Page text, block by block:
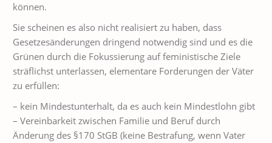
können.
Sie scheinen es also nicht realisiert zu haben, dass
Gesetzesänderungen dringend notwendig sind und es die
Grünen durch die Fokussierung auf feministische Ziele
sträflichst unterlassen, elementare Forderungen der Väter
zu erfüllen:
– kein Mindestunterhalt, da es auch kein Mindestlohn gibt
– Vereinbarkeit zwischen Familie und Beruf durch
Änderung des §170 StGB (keine Bestrafung, wenn Vater